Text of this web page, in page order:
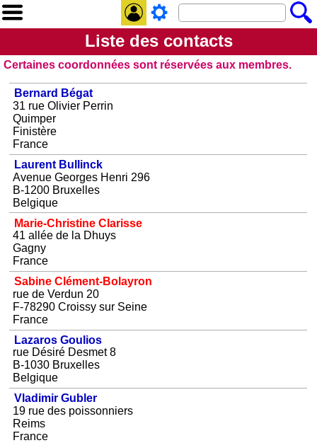
Liste des contacts
Certaines coordonnées sont réservées aux membres.
Bernard Bégat
31 rue Olivier Perrin
Quimper
Finistère
France
Laurent Bullinck
Avenue Georges Henri 296
B-1200 Bruxelles
Belgique
Marie-Christine Clarisse
41 allée de la Dhuys
Gagny
France
Sabine Clément-Bolayron
rue de Verdun 20
F-78290 Croissy sur Seine
France
Lazaros Goulios
rue Désiré Desmet 8
B-1030 Bruxelles
Belgique
Vladimir Gubler
19 rue des poissonniers
Reims
France